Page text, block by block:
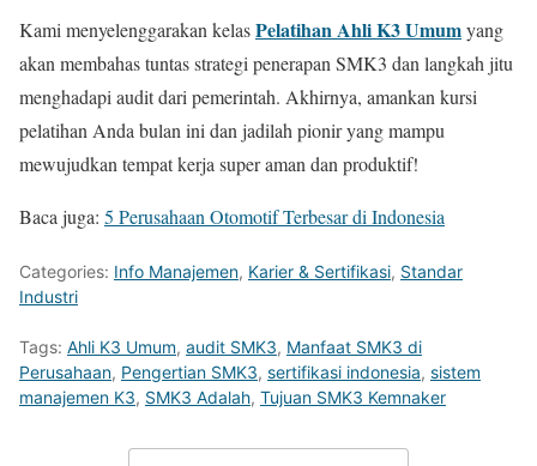
Kami menyelenggarakan kelasPelatihan Ahli K3 Umumyang
akan membahas tuntas strategi penerapan SMK3 dan langkah jitu
menghadapi audit dari pemerintah. Akhirnya, amankan kursi
pelatihan Anda bulan ini dan jadilah pionir yang mampu
mewujudkan tempat kerja super aman dan produktif!
Baca juga: 5 Perusahaan Otomotif Terbesar di Indonesia
Categories: Info Manajemen, Karier & Sertifikasi, Standar
Industri
Tags: Ahli K3 Umum, audit SMK3, Manfaat SMK3 di
Perusahaan, Pengertian SMK3, sertifikasi indonesia, sistem
manajemen K3, SMK3 Adalah, Tujuan SMK3 Kemnaker